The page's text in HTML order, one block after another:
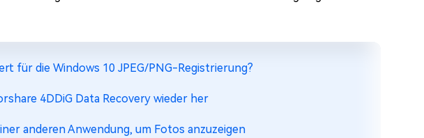
für die Windows 10 JPEG/PNG-Registrierung?
4DDiG Data Recovery wieder her
anderen Anwendung, um Fotos anzuzeigen